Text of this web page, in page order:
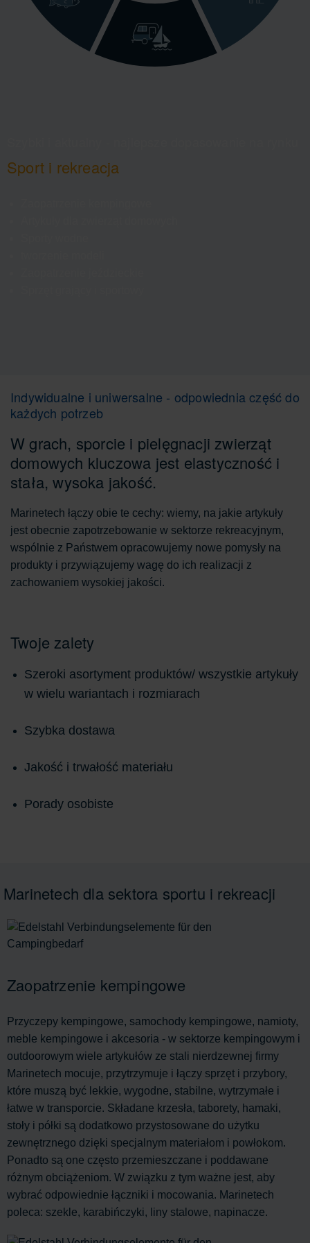
Sport i rekreacja
Indywidualne i uniwersalne - odpowiednia część do
każdych potrzeb
W grach, sporcie i pielęgnacji zwierząt
domowych kluczowa jest elastyczność i
stała, wysoka jakość.
Marinetech łączy obie te cechy: wiemy, na jakie artykuły
jest obecnie zapotrzebowanie w sektorze rekreacyjnym,
wspólnie z Państwem opracowujemy nowe pomysły na
produkty i przywiązujemy wagę do ich realizacji z
zachowaniem wysokiej jakości.
Twoje zalety
Szeroki asortyment produktów/ wszystkie artykuły
w wielu wariantach i rozmiarach
Szybka dostawa
Jakość i trwałość materiału
Porady osobiste
Marinetech dla sektora sportu i rekreacji
Zaopatrzenie kempingowe
Przyczepy kempingowe, samochody kempingowe, namioty,
meble kempingowe i akcesoria - w sektorze kempingowym i
outdoorowym wiele artykułów ze stali nierdzewnej firmy
Marinetech mocuje, przytrzymuje i łączy sprzęt i przybory,
które muszą być lekkie, wygodne, stabilne, wytrzymałe i
łatwe w transporcie. Składane krzesła, taborety, hamaki,
stoły i półki są dodatkowo przystosowane do użytku
zewnętrznego dzięki specjalnym materiałom i powłokom.
Ponadto są one często przemieszczane i poddawane
różnym obciążeniom. W związku z tym ważne jest, aby
wybrać odpowiednie łączniki i mocowania. Marinetech
poleca: szekle, karabińczyki, liny stalowe, napinacze.